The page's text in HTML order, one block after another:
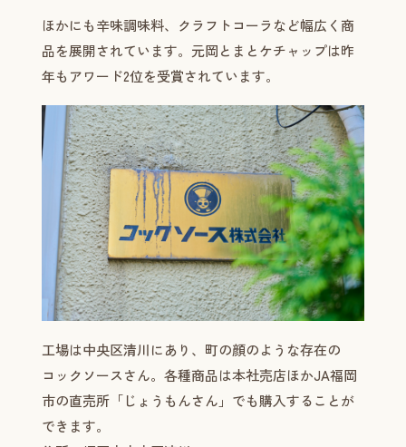
ほかにも辛味調味料、クラフトコーラなど幅広く商
品を展開されています。元岡とまとケチャップは昨
年もアワード2位を受賞されています。
工場は中央区清川にあり、町の顔のような存在の
コックソースさん。各種商品は本社売店ほかJA福岡
市の直売所「じょうもんさん」でも購入することが
できます。